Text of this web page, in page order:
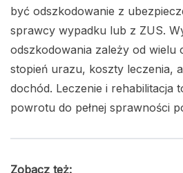
być odszkodowanie z
sprawcy wypadku lub z ZUS.
odszkodowania zależy od wielu
stopień urazu, koszty leczenia,
dochód. Leczenie i rehabilitacja
powrotu do pełnej sprawności
Zobacz też: